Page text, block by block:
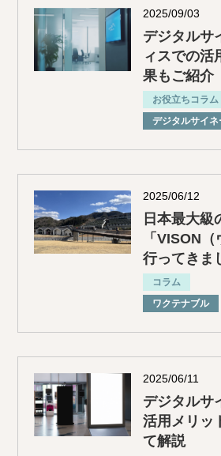
2025/09/03
デジタルサ
ィスでの活
果もご紹介
お役立ちコラム
デジタルサイネ
2025/06/12
日本最大級
「VISON
行ってきま
コラム
ワクテナブル
2025/06/11
デジタルサ
活用メリッ
て解説